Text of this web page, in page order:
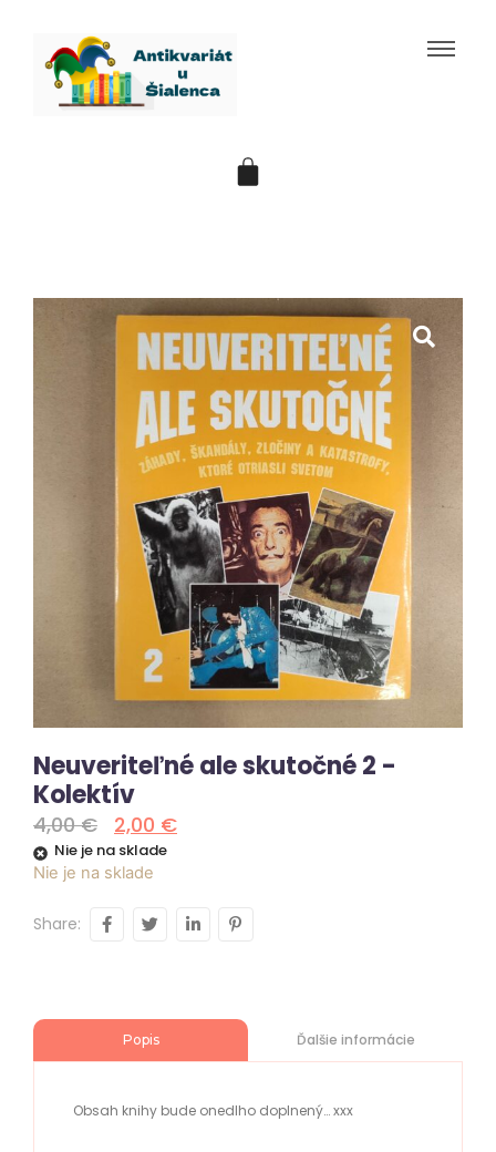
Neuveriteľné ale skutočné 2 -
Kolektív
4,00€ 2,00 €
Nie je na sklade
Nie je na sklade
Share:
Popis Ďalšie informácie
Obsah knihy bude onedlho doplnený… xxx